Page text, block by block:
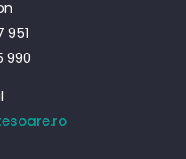
951
990